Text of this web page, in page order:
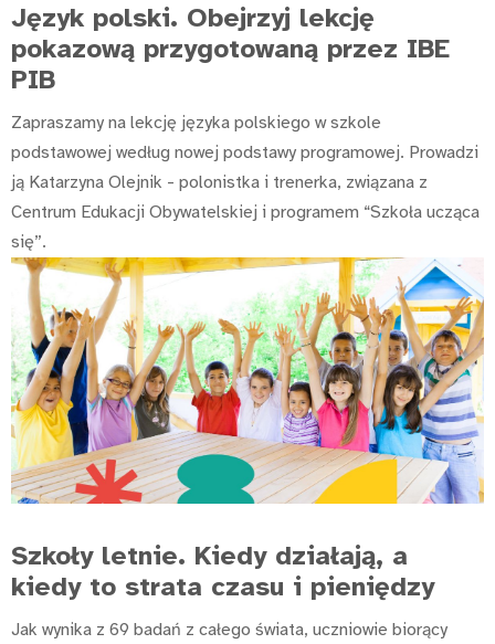
Język polski. Obejrzyj lekcję
pokazową przygotowaną przez IBE
PIB
Zapraszamy na lekcję języka polskiego w szkole
podstawowej według nowej podstawy programowej. Prowadzi
ją Katarzyna Olejnik - polonistka i trenerka, związana z
Centrum Edukacji Obywatelskiej i programem “Szkoła ucząca
się”.
Szkoły letnie. Kiedy działają, a
kiedy to strata czasu i pieniędzy
Jak wynika z 69 badań z całego świata, uczniowie biorący